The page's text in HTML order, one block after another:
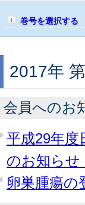
巻号を選択する
2017年
会員へのお
平成29年度
のお知らせ
卵巣腫瘍の